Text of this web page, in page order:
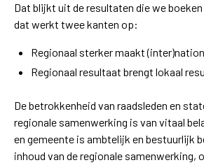
Dat blijkt uit de resultaten die we
dat werkt twee kanten op:
Regionaal sterker maakt
Regionaal resultaat brengt lokaal
De betrokkenheid van raadsleden en
regionale samenwerking is van vitaal
en gemeente is ambtelijk en bestuurlijk
inhoud van de regionale samenwerking,